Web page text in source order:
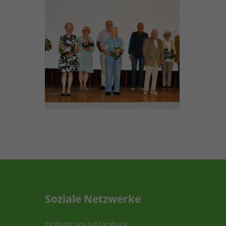
Soziale Netzwerke
Ihr findet uns auf Facebook: